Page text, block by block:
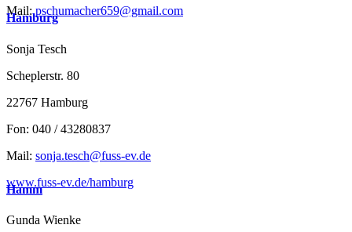
Mail:pschumacher659@gmail.com
Hamburg
Sonja Tesch
Scheplerstr. 80
22767 Hamburg
Fon: 040 / 43280837
Mail: sonja.tesch@fuss-ev.de
www.fuss-ev.de/hamburg
Hamm
Gunda Wienke